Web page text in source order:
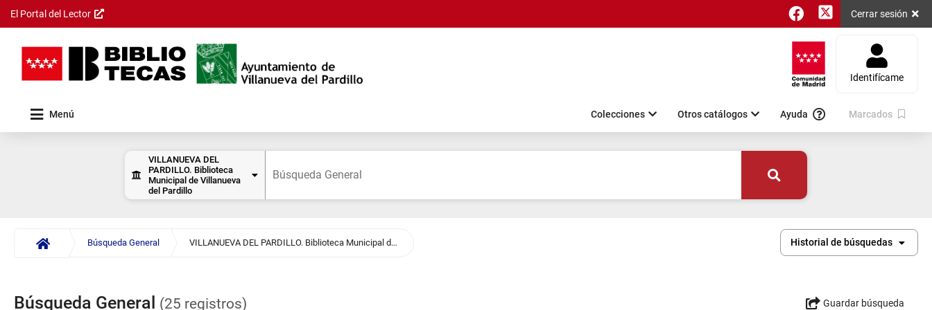
Saltar al
principal
El Portal del Lector faceBooktwitterCerrar sesión
Identifícame
Menú Colecciones Otros catálogos Ayuda Marcados
Resultados
Consulta
de datos
VILLANUEVA DEL
PARDILLO. Biblioteca
Municipal de Villanueva
del Pardillo
Permite
seleccionar
centro
realizará
muestra
Buscar
Búsqueda General VILLANUEVA DEL PARDILLO. Biblioteca Municipal de Villanueva del Pardillo Historial de búsquedas
Búsqueda General (25 registros) Guardar búsqueda